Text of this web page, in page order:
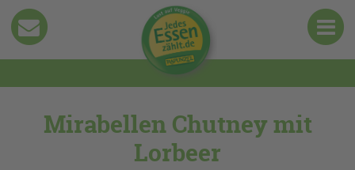
Mirabellen Chutney mit
Lorbeer